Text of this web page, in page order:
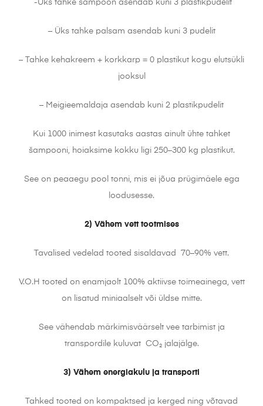
-Üks tahke šampoon asendab kuni 3 plastikpudelit
– Üks tahke palsam asendab kuni 3 pudelit
– Tahke kehakreem + korkkarp = 0 plastikut kogu elutsükli
jooksul
– Meigieemaldaja asendab kuni 2 plastikpudelit
Kui 1000 inimest kasutaks aastas ainult ühte tahket
šampooni, hoiaksime kokku ligi 250–300 kg plastikut.
See on peaaegu pool tonni, mis ei jõua prügimäele ega
loodusesse.
2) Vähem vett tootmises
Tavalised vedelad tooted sisaldavad 70–90% vett.
V.O.H tooted on enamjaolt 100% aktiivse toimeainega, vett
on lisatud miniaalselt või üldse mitte.
See vähendab märkimisväärselt vee tarbimist ja
transpordile kuluvat CO₂ jalajälge.
3) Vähem energiakulu ja transporti
Tahked tooted on kompaktsed ja kerged ning võtavad